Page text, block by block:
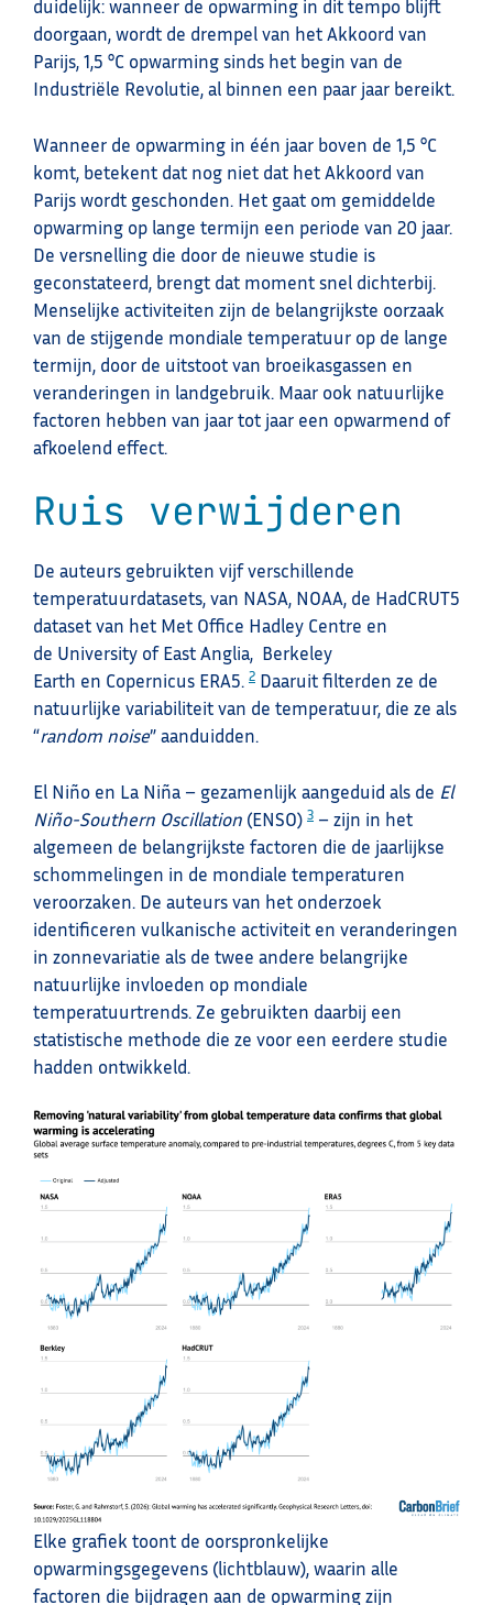
duidelijk: wanneer de opwarming in dit tempo blijft
doorgaan, wordt de drempel van het Akkoord van
Parijs, 1,5 °C opwarming sinds het begin van de
Industriële Revolutie, al binnen een paar jaar bereikt.
Wanneer de opwarming in één jaar boven de 1,5 °C
komt, betekent dat nog niet dat het Akkoord van
Parijs wordt geschonden. Het gaat om gemiddelde
opwarming op lange termijn een periode van 20 jaar.
De versnelling die door de nieuwe studie is
geconstateerd, brengt dat moment snel dichterbij.
Menselijke activiteiten zijn de belangrijkste oorzaak
van de stijgende mondiale temperatuur op de lange
termijn, door de uitstoot van broeikasgassen en
veranderingen in landgebruik. Maar ook natuurlijke
factoren hebben van jaar tot jaar een opwarmend of
afkoelend effect.
Ruis verwijderen
De auteurs gebruikten vijf verschillende
temperatuurdatasets, van NASA, NOAA, de HadCRUT5
dataset van het Met Office Hadley Centre en
de University of East Anglia, Berkeley
Earth en Copernicus ERA5. 2 Daaruit filterden ze de
natuurlijke variabiliteit van de temperatuur, die ze als
“random noise” aanduidden.
El Niño en La Niña – gezamenlijk aangeduid als de El
Niño-Southern Oscillation (ENSO) 3 – zijn in het
algemeen de belangrijkste factoren die de jaarlijkse
schommelingen in de mondiale temperaturen
veroorzaken. De auteurs van het onderzoek
identificeren vulkanische activiteit en veranderingen
in zonnevariatie als de twee andere belangrijke
natuurlijke invloeden op mondiale
temperatuurtrends. Ze gebruikten daarbij een
statistische methode die ze voor een eerdere studie
hadden ontwikkeld.
Elke grafiek toont de oorspronkelijke
opwarmingsgegevens (lichtblauw), waarin alle
factoren die bijdragen aan de opwarming zijn